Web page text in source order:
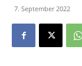
7. September 2022